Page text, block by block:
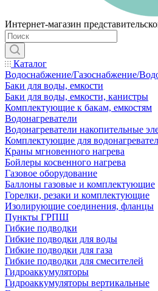
Интернет-магазин
Каталог
Водоснабжение/Газоснабжение/
Баки для воды, емкости
Баки для воды, емкости, канистры
Комплектующие к бакам, емкостям
Водонагреватели
Водонагреватели накопительные
Комплектующие для
Краны мгновенного нагрева
Бойлеры косвенного нагрева
Газовое оборудование
Баллоны газовые и комплектующие
Горелки, резаки и комплектующие
Изолирующие соединения, фланцы
Пункты ГРПШ
Гибкие подводки
Гибкие подводки для воды
Гибкие подводки для газа
Гибкие подводки для смесителей
Гидроаккумуляторы
Гидроаккумуляторы вертикальные